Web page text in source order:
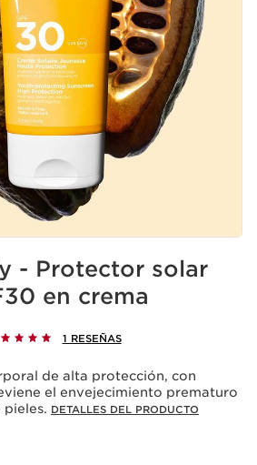
- Protector solar
en crema
1 RESEÑAS
de alta protección, con
el envejecimiento prematuro
DETALLES DEL PRODUCTO